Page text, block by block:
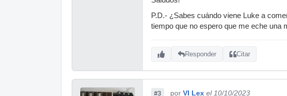
P.D.- ¿Sabes cuándo viene Luke a
tiempo que no espero que me eche una
Responder Citar
#3 por VI Lex el 10/10/2023